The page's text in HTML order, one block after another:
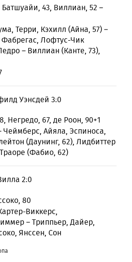
Батшуайи, 43, Виллиан, 52 –
Терри, Кэхилл (Айна, 57) –
Лофтус-Чик
– Виллиан (Канте, 73),
Уэнсдей 3:0
Негредо, 67, де Роон, 90+1
Чеймберс, Айяла, Эспиноса,
(Даунинг, 62), Лидбиттер
(Фабио, 62)
2:0
80
Виккерс,
– Триппьер, Дайер,
Янссен, Сон